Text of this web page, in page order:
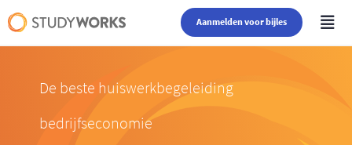
Aanmelden voor bijles
De beste huiswerkbegeleiding
bedrijfseconomie